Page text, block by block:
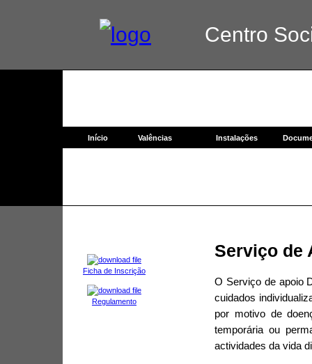
Centro
Início Valências Instalações
Ficha de Inscrição
Regulamento
Serviço de
O Serviço de apoio
cuidados
por motivo de
temporária ou
actividades da vida